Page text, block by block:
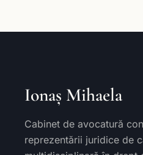
Ionaș Mihaela
Cabinet de avocatură
reprezentării juridice de